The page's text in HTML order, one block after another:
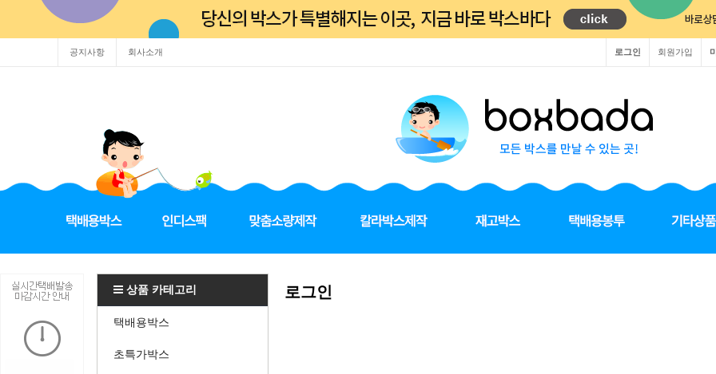
공지사항 회사소개 회원가입
로그인
상품 카테고리
택배용박스
초특가박스
로그인